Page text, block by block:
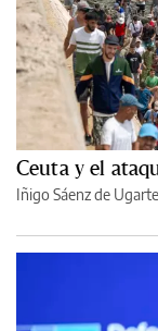
Ceuta y el
Iñigo Sáenz de Ugarte